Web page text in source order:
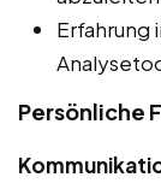
Erfahrung
Persönliche